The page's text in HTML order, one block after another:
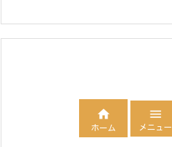

ホーム

メニュー